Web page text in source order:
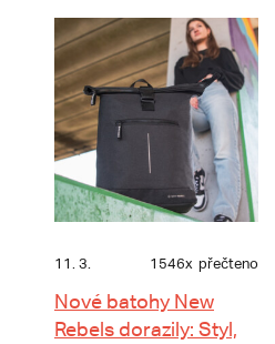
11. 3. 1546x přečteno
Nové batohy New
Rebels dorazily: Styl,